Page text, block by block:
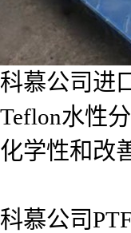
科慕公司进
Teflon水性
化学性和改
科慕公司